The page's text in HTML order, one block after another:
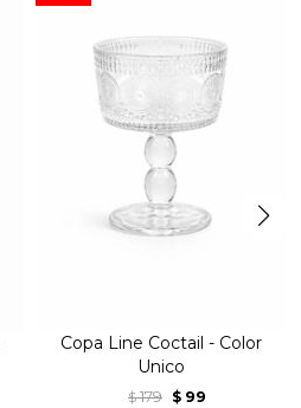
Copa Line Coctail - Color
Unico
$ 179 $ 99